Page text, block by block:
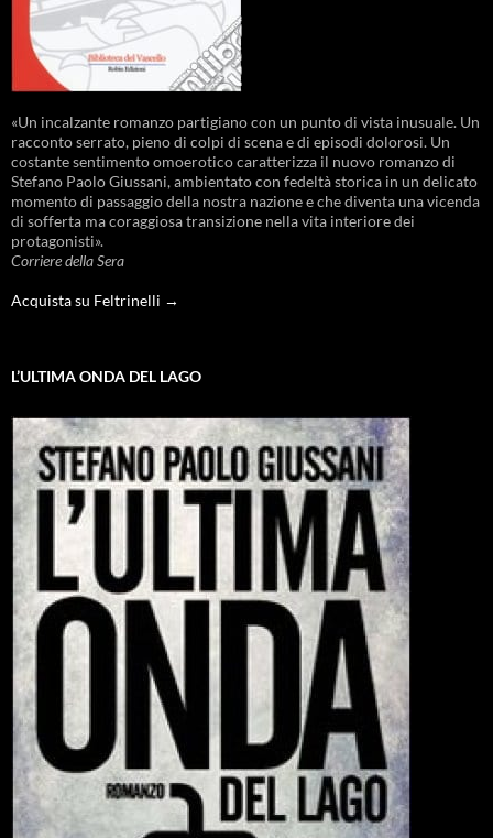
«Un incalzante romanzo partigiano con un punto di vista inusuale. Un
racconto serrato, pieno di colpi di scena e di episodi dolorosi. Un
costante sentimento omoerotico caratterizza il nuovo romanzo di
Stefano Paolo Giussani, ambientato con fedeltà storica in un delicato
momento di passaggio della nostra nazione e che diventa una vicenda
di sofferta ma coraggiosa transizione nella vita interiore dei
protagonisti».
Corriere della Sera
Acquista su Feltrinelli →
L’ULTIMA ONDA DEL LAGO